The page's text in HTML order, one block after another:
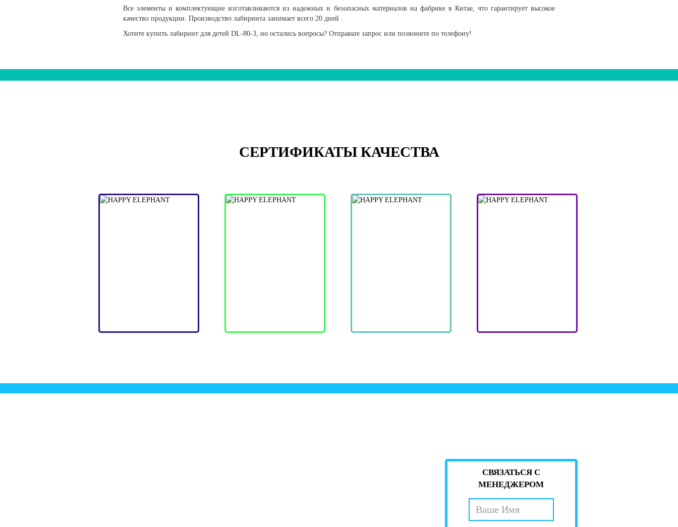
Все элементы и комплектующие изготавливаются из надежных и безопасных материалов на фабрике в Китае, что гарантирует высокое
качество продукции. Производство лабиринта занимает всего 20 дней .
Хотите купить лабиринт для детей DL-80-3, но остались вопросы? Отправьте запрос или позвоните по телефону!
СЕРТИФИКАТЫ КАЧЕСТВА
СВЯЗАТЬСЯ С
МЕНЕДЖЕРОМ